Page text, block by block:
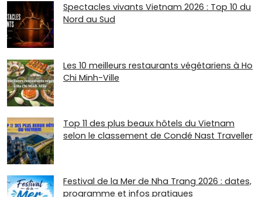
Spectacles vivants Vietnam 2026 : Top 10 du
Nord au Sud
Les 10 meilleurs restaurants végétariens à Ho
Chi Minh-Ville
Top 11 des plus beaux hôtels du Vietnam
selon le classement de Condé Nast Traveller
Festival de la Mer de Nha Trang 2026 : dates,
programme et infos pratiques